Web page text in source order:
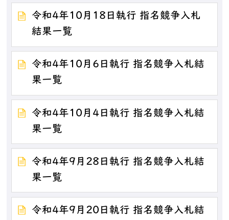
令和4年10月18日執行 指名競争入札
結果一覧
令和4年10月6日執行 指名競争入札結
果一覧
令和4年10月4日執行 指名競争入札結
果一覧
令和4年9月28日執行 指名競争入札結
果一覧
令和4年9月20日執行 指名競争入札結